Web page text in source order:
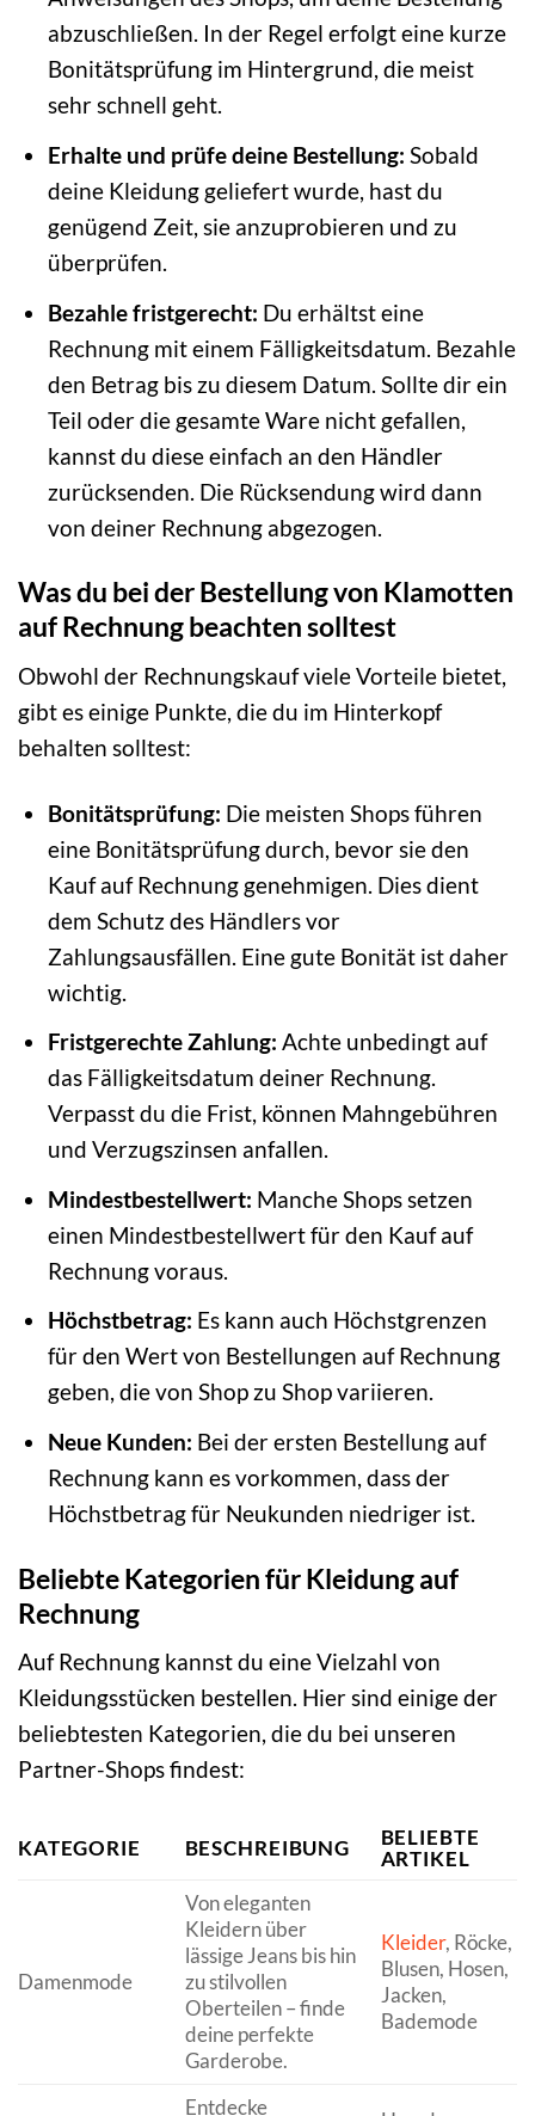
abzuschließen. In der Regel erfolgt eine kurze
Bonitätsprüfung im Hintergrund, die meist
sehr schnell geht.
Erhalte und prüfe deine Bestellung: Sobald
deine Kleidung geliefert wurde, hast du
genügend Zeit, sie anzuprobieren und zu
überprüfen.
Bezahle fristgerecht: Du erhältst eine
Rechnung mit einem Fälligkeitsdatum. Bezahle
den Betrag bis zu diesem Datum. Sollte dir ein
Teil oder die gesamte Ware nicht gefallen,
kannst du diese einfach an den Händler
zurücksenden. Die Rücksendung wird dann
von deiner Rechnung abgezogen.
Was du bei der Bestellung von Klamotten
auf Rechnung beachten solltest
Obwohl der Rechnungskauf viele Vorteile bietet,
gibt es einige Punkte, die du im Hinterkopf
behalten solltest:
Bonitätsprüfung: Die meisten Shops führen
eine Bonitätsprüfung durch, bevor sie den
Kauf auf Rechnung genehmigen. Dies dient
dem Schutz des Händlers vor
Zahlungsausfällen. Eine gute Bonität ist daher
wichtig.
Fristgerechte Zahlung: Achte unbedingt auf
das Fälligkeitsdatum deiner Rechnung.
Verpasst du die Frist, können Mahngebühren
und Verzugszinsen anfallen.
Mindestbestellwert: Manche Shops setzen
einen Mindestbestellwert für den Kauf auf
Rechnung voraus.
Höchstbetrag: Es kann auch Höchstgrenzen
für den Wert von Bestellungen auf Rechnung
geben, die von Shop zu Shop variieren.
Neue Kunden: Bei der ersten Bestellung auf
Rechnung kann es vorkommen, dass der
Höchstbetrag für Neukunden niedriger ist.
Beliebte Kategorien für Kleidung auf
Rechnung
Auf Rechnung kannst du eine Vielzahl von
Kleidungsstücken bestellen. Hier sind einige der
beliebtesten Kategorien, die du bei unseren
Partner-Shops findest:
KATEGORIE BESCHREIBUNG
BELIEBTE
ARTIKEL
Damenmode
Von eleganten
Kleidern über
lässige Jeans bis hin
zu stilvollen
Oberteilen – finde
deine perfekte
Garderobe.
Kleider, Röcke,
Blusen, Hosen,
Jacken,
Bademode
Entdecke